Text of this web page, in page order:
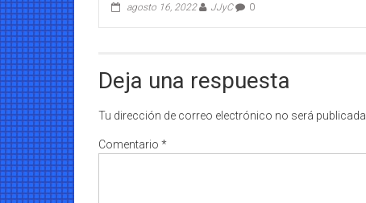
agosto 16, 2022 JJyC 0
Deja una respuesta
Tu dirección de correo electrónico no será publicada.
Comentario *